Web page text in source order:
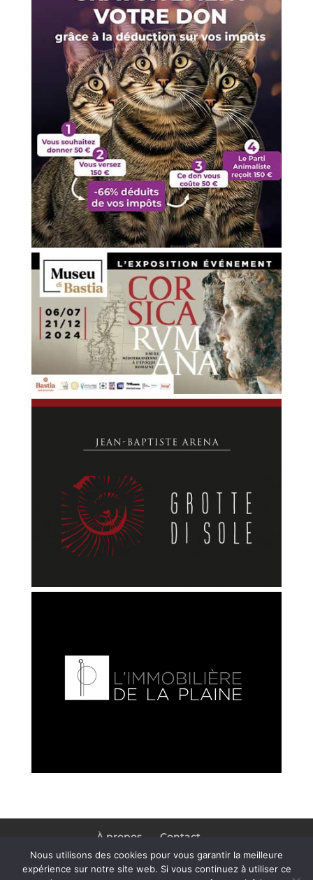
À propos
Contact
Conditions générales de vente
Mentions légales
Nous utilisons des cookies pour vous garantir la meilleure
expérience sur notre site web. Si vous continuez à utiliser ce